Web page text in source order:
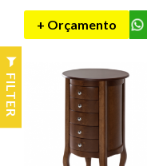
+ Orçamento
FILTER